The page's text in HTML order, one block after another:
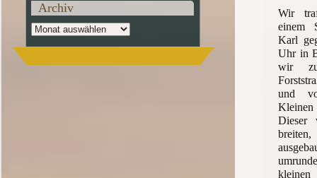
Wir
einem
Karl
Uhr in
wir
und
Kleinen
Dieser
breiten,
Archiv
Archiv